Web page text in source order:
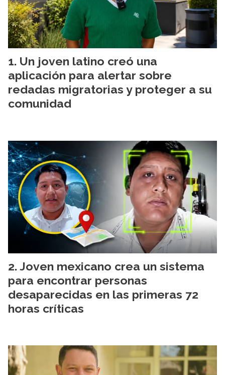
Un joven latino creó una
aplicación para alertar sobre
redadas migratorias y proteger a su
comunidad
Joven mexicano crea un sistema
para encontrar personas
desaparecidas en las primeras 72
horas críticas